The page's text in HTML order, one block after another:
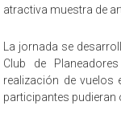
atractiva muestra de
La jornada se
Club de
realización de
participantes pudieran